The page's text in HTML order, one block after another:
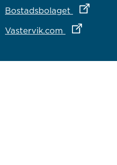
Bostadsbolaget Länk till
Vastervik.com Länk till